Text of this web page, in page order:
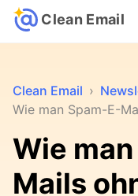
Clean Email
Clean Email ›
Wie man Spam-E-
Wie
Mails